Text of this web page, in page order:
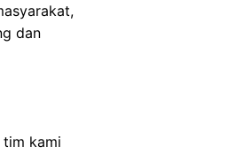
dan
kami